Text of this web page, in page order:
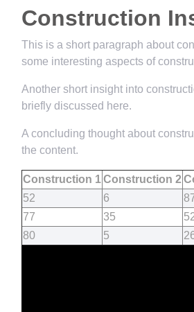
Construction
This is a short paragraph about
some interesting aspects of
Another short insight into
briefly discussed here.
A concluding thought about
the content.
Construction 1Construction 2
52
6
77
35
80
5